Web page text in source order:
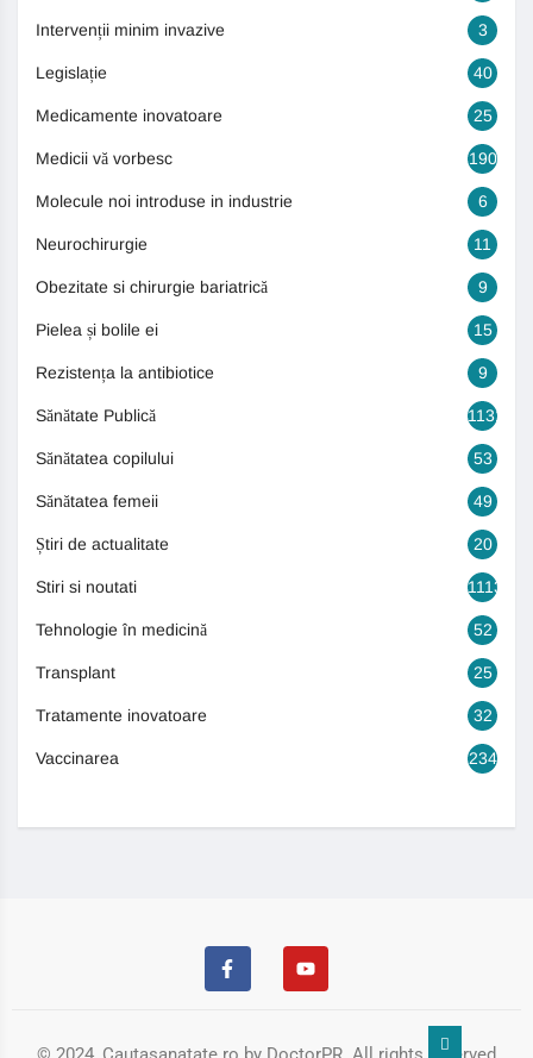
Intervenții minim invazive 3
Legislație 40
Medicamente inovatoare 25
Medicii vă vorbesc 190
Molecule noi introduse in industrie 6
Neurochirurgie 11
Obezitate si chirurgie bariatrică 9
Pielea și bolile ei 15
Rezistența la antibiotice 9
Sănătate Publică 1131
Sănătatea copilului 53
Sănătatea femeii 49
Știri de actualitate 20
Stiri si noutati 1113
Tehnologie în medicină 52
Transplant 25
Tratamente inovatoare 32
Vaccinarea 234